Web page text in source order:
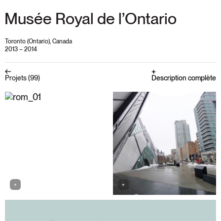
Musée Royal de l’Ontario
Toronto (Ontario), Canada
2013 – 2014
Projets (99) Description complète
+ +